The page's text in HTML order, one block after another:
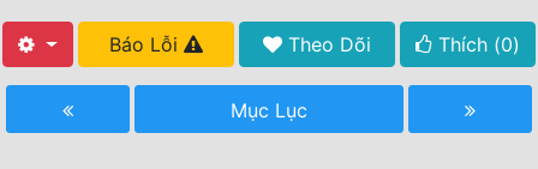
Truyện Mới Ra
Hoàn Thành
Báo Lỗi Theo Dõi Thích (0)
Mục Lục